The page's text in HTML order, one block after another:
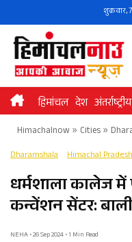
to
content
शुक्रवार,
हिमांचल देश अंतर्राष्ट्रीय
Himachalnow» Cities»
Dharamshala Himachal
धर्मशाला कालेज
कन्वेंशन सेंटर: बाली
NEHA • 26 Sep 2024 • 1 Min Read